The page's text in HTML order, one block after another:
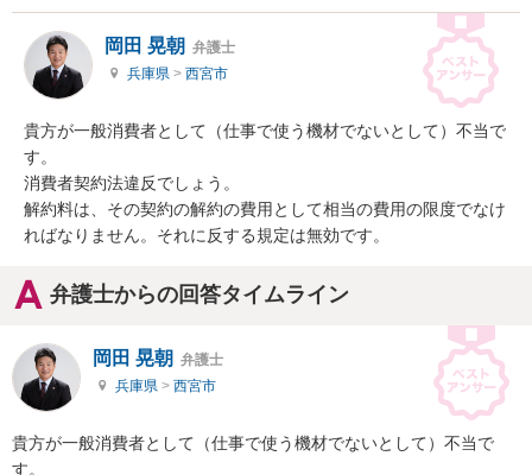
岡田 晃朝 弁護士
兵庫県 > 西宮市
貴方が一般消費者として（仕事で使う機材でないとして）不当で
す。
消費者契約法違反でしょう。
解約料は、その契約の解約の費用として相当の費用の限度でなけ
ればなりません。それに反する規定は無効です。
弁護士からの回答タイムライン
岡田 晃朝 弁護士
兵庫県 > 西宮市
貴方が一般消費者として（仕事で使う機材でないとして）不当で
す。